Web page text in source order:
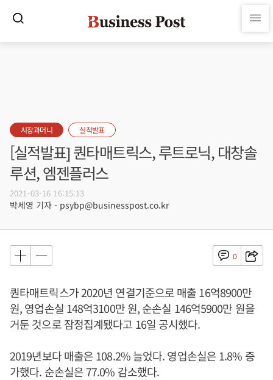
시장과머니 실적발표
[실적발표] 퀀타매트릭스, 루트로닉, 대창솔
루션, 엠젠플러스
2021-03-16 16:15:13
박세영 기자 - psybp@businesspost.co.kr
0
퀀타매트릭스가 2020년 연결기준으로 매출 16억8900만
원, 영업손실 148억3100만 원, 순손실 146억5900만 원을
거둔 것으로 잠정집계됐다고 16일 공시했다.
2019년보다 매출은 108.2% 늘었다. 영업손실은 1.8% 증
가했다. 순손실은 77.0% 감소했다.